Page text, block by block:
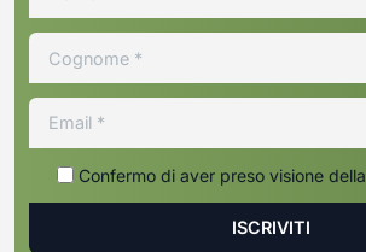
Confermo di aver preso visione della